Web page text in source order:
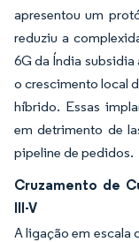
apresentou um
reduziu a
6G da Índia subsidia
o crescimento local
híbrido. Essas
em detrimento de
pipeline de pedidos.
Cruzamento de
III-V
A ligação em escala